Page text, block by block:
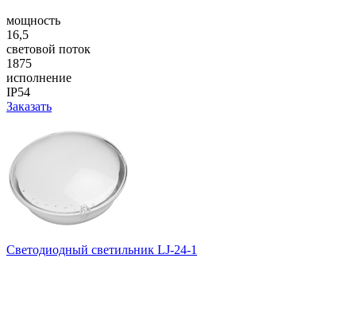
мощность
16,5
световой поток
1875
исполнение
IP54
Заказать
Светодиодный светильник LJ-24-1